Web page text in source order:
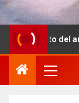
del